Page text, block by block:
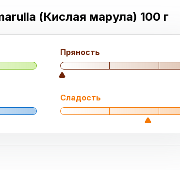
(Кислая марула) 100 г
Пряность
Сладость